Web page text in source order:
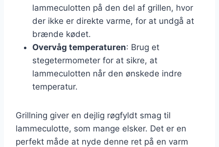
lammeculotten på den del af grillen, hvor
der ikke er direkte varme, for at undgå at
brænde kødet.
Overvåg temperaturen: Brug et
stegetermometer for at sikre, at
lammeculotten når den ønskede indre
temperatur.
Grillning giver en dejlig røgfyldt smag til
lammeculotte, som mange elsker. Det er en
perfekt måde at nyde denne ret på en varm